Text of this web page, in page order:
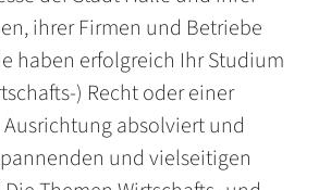
ihrer Firmen und Betriebe
haben erfolgreich Ihr Studium
) Recht oder einer
absolviert und
und vielseitigen